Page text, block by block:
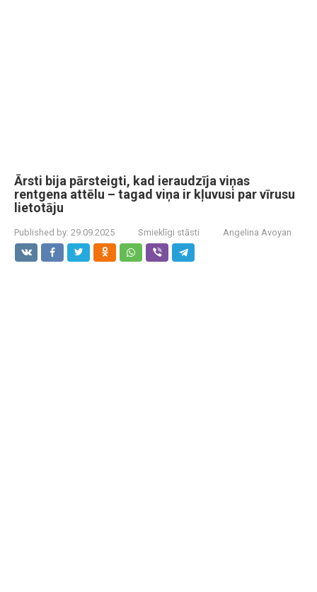
Ārsti bija pārsteigti, kad ieraudzīja viņas
rentgena attēlu – tagad viņa ir kļuvusi par vīrusu
lietotāju
Published by: 29.09.2025 Smieklīgi stāsti Angelina Avoyan